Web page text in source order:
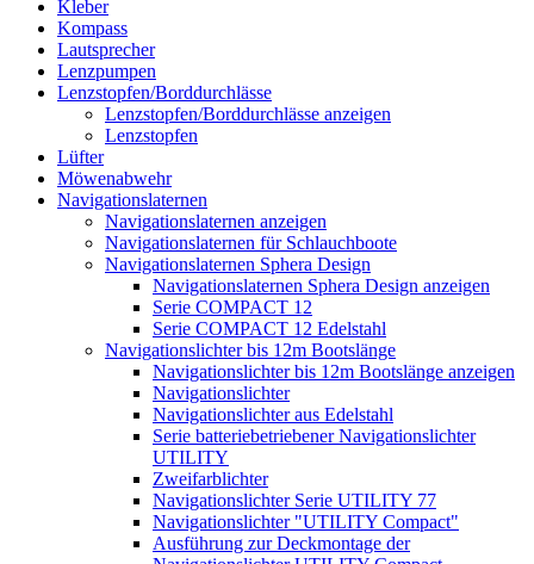
Kleber
Kompass
Lautsprecher
Lenzpumpen
Lenzstopfen/Borddurchlässe
Lenzstopfen/Borddurchlässe anzeigen
Lenzstopfen
Lüfter
Möwenabwehr
Navigationslaternen
Navigationslaternen anzeigen
Navigationslaternen für Schlauchboote
Navigationslaternen Sphera Design
Navigationslaternen Sphera Design anzeigen
Serie COMPACT 12
Serie COMPACT 12 Edelstahl
Navigationslichter bis 12m Bootslänge
Navigationslichter bis 12m Bootslänge anzeigen
Navigationslichter
Navigationslichter aus Edelstahl
Serie batteriebetriebener Navigationslichter
UTILITY
Zweifarblichter
Navigationslichter Serie UTILITY 77
Navigationslichter "UTILITY Compact"
Ausführung zur Deckmontage der